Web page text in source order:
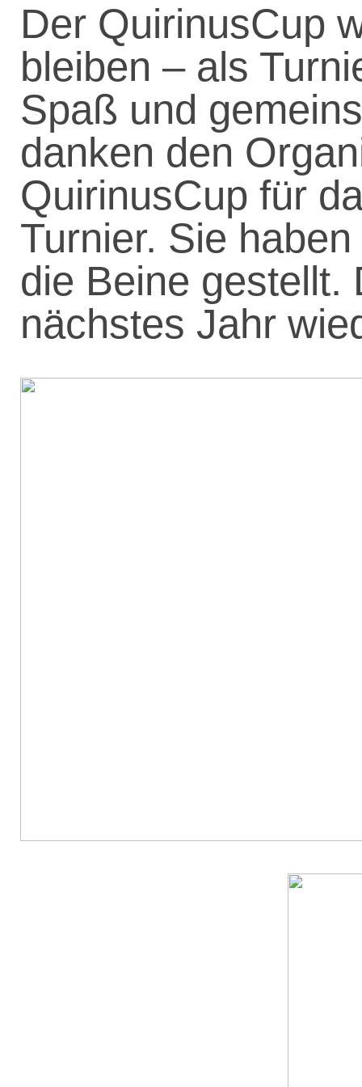
Der QuirinusCup
bleiben – als
Spaß und
danken den
QuirinusCup für
Turnier. Sie
die Beine gestellt.
nächstes Jahr